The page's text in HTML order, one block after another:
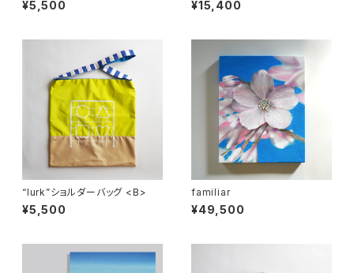
¥5,500 ¥15,400
“lurk”ショルダーバッグ <B>
¥5,500
familiar
¥49,500